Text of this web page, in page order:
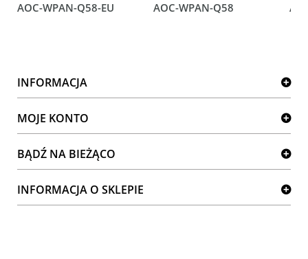
AOC-WPAN-Q58-EU AOC-WPAN-Q58
INFORMACJA
MOJE KONTO
BĄDŹ NA BIEŻĄCO
INFORMACJA O SKLEPIE